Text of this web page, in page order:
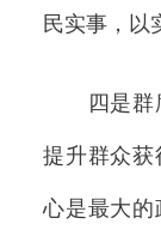
民实事，以
四是群腐
提升群众
心是最大